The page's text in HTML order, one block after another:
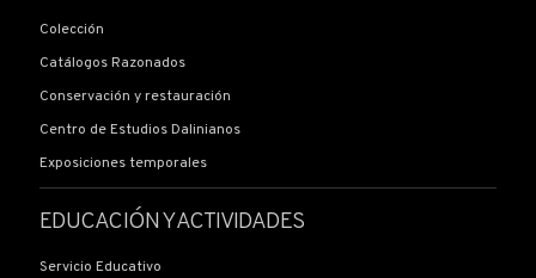
Colección
Catálogos Razonados
Conservación y restauración
Centro de Estudios Dalinianos
Exposiciones temporales
EDUCACIÓN Y ACTIVIDADES
Servicio Educativo